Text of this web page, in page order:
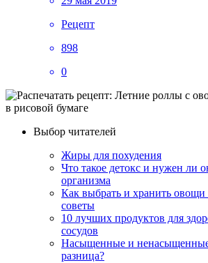
Рецепт
898
0
Выбор читателей
Жиры для похудения
Что такое детокс и нужен ли
организма
Как выбрать и хранить
советы
10 лучших продуктов для
сосудов
Насыщенные и
разница?